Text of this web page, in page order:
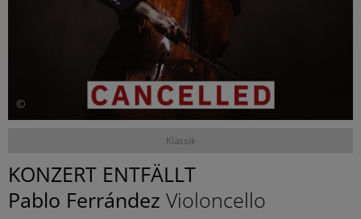
©
Klassik
KONZERT ENTFÄLLT
Pablo Ferrández Violoncello